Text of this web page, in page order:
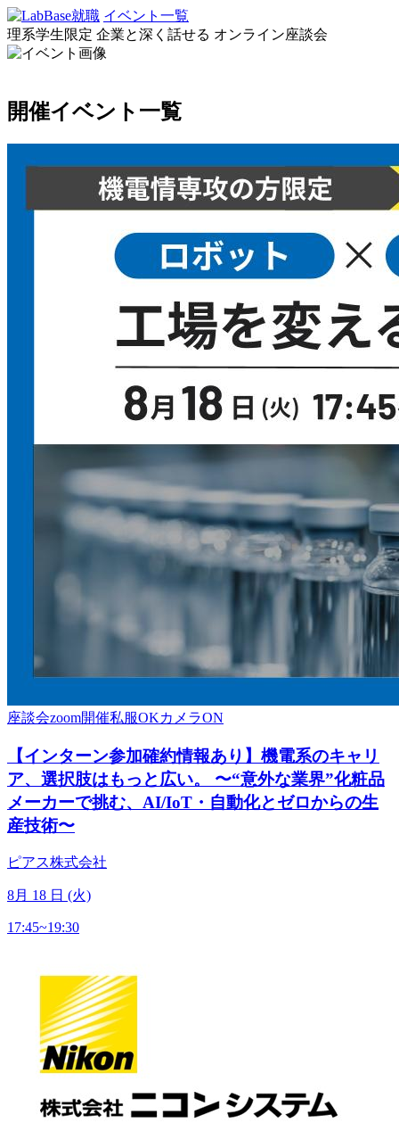
イベント一覧
理系学生限定 企業と深く話せる オンライン座談会
開催イベント一覧
座談会zoom開催私服OKカメラON
【インターン参加確約情報あり】機電系のキャリ
ア、選択肢はもっと広い。 〜“意外な業界”化粧品
メーカーで挑む、AI/IoT・自動化とゼロからの生
産技術〜
ピアス株式会社
8月 18 日 (火)
17:45~19:30